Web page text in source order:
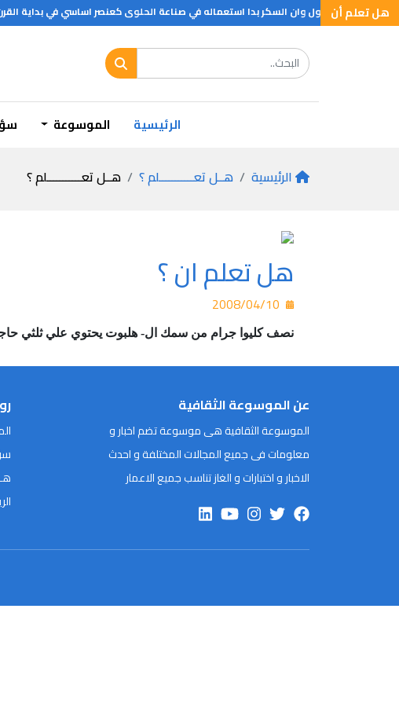
هل تعلم أنتاثير مدر للبول وان السكر بدا استعماله في صناعة الحلوى كعنصر اساسي في بداية
الرئيسية الموسوعة
الرئيسية هــل تعـــــــــــلم ؟ هــل تعـــــــــــلم ؟
هل تعلم ان ؟
نصف كليوا جرام من سمك ال- هلبوت يحتوي علي ثلثي حاجة
عن الموسوعة الثقافية
الموسوعة الثقافية هى موسوعة تضم اخبار و
معلومات فى جميع المجالات المختلفة و احدث
الاخبار و اختبارات و الغاز تناسب جميع الاعمار